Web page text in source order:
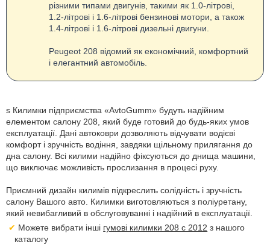
різними типами двигунів, такими як 1.0-літрові,
1.2-літрові і 1.6-літрові бензинові мотори, а також
1.4-літрові і 1.6-літрові дизельні двигуни.
Peugeot 208 відомий як економічний, комфортний
і елегантний автомобіль.
s Килимки підприємства «AvtoGumm» будуть надійним
елементом салону 208, який буде готовий до будь-яких умов
експлуатації. Дані автоковри дозволяють відчувати водієві
комфорт і зручність водіння, завдяки щільному прилягання до
дна салону. Всі килими надійно фіксуються до днища машини,
що виключає можливість прослизання в процесі руху.
Приємний дизайн килимів підкреслить солідність і зручність
салону Вашого авто. Килимки виготовляються з поліуретану,
який невибагливий в обслуговуванні і надійний в експлуатації.
Можете вибрати інші гумові килимки 208 с 2012 з нашого
каталогу